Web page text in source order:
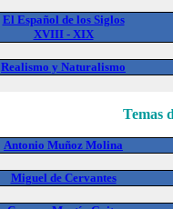
El Español de los Siglos
XVIII - XIX
Realismo y Naturalismo
Temas
Antonio Muñoz Molina
Miguel de Cervantes